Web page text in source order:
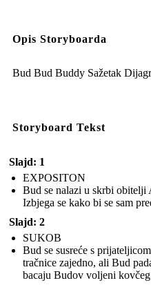
Opis Storyboarda
Bud Bud Buddy Sažetak
Storyboard Tekst
Slajd: 1
EXPOSITON
Bud se nalazi u skrbi
Izbjega se kako bi se sam
Slajd: 2
SUKOB
Bud se susreće s
tračnice zajedno, ali Bud
bacaju Budov voljeni